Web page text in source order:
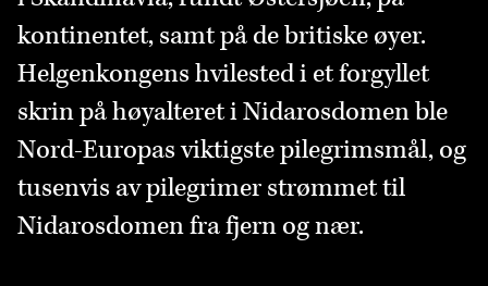
kontinentet, samt på de britiske øyer.
Helgenkongens hvilested i et forgyllet
skrin på høyalteret i Nidarosdomen ble
Nord-Europas viktigste pilegrimsmål, og
tusenvis av pilegrimer strømmet til
Nidarosdomen fra fjern og nær.